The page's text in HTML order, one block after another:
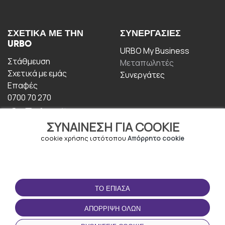
ΣΥΝΑΊΝΕΣΗ ΓΙΑ COOKIE
cookie χρήσης ιστότοπου Απόρρητο cookie
ΤΟ ΈΠΙΑΣΑ
ΑΠΌΡΡΙΨΗ ΌΛΩΝ
ΣΧΕΤΙΚΆ ΜΕ ΤΗΝ
URBO
Στάθμευση
Σχετικά με εμάς
Επαφές
0700 70 270
ΣΥΝΕΡΓΑΣΊΕΣ
URBO My Business
Μεταπωλητές
Συνεργάτες
ΟΡΟΙ ΧΡΉΣΗΣ
Οροι και Προϋποθέσεις
Πολιτική απορρήτου
ΚΑΤΕΒΆΣΤΕ ΤΗΝ
ΕΦΑΡΜΟΓΉ